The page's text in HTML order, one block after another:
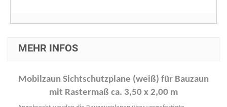
MEHR INFOS
Mobilzaun Sichtschutzplane (weiß) für Bauzaun
mit Rastermaß ca. 3,50 x 2,00 m